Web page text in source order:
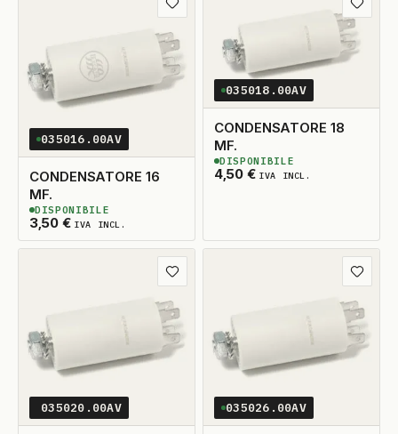
Aggiungi ai preferiti
035016.00AV
CONDENSATORE 16
MF.
3,50 € IVA INCL.
2DISPONIBILI
DISPONIBILE
035018.00AV
CONDENSATORE 18
MF.
4,50 € IVA INCL.
2DISPONIBILI
DISPONIBILE
Aggiungi ai preferiti
035020.00AV 035026.00AV